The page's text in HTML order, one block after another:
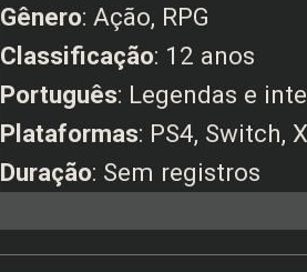
Gênero: Ação, RPG
Classificação: 12 anos
Português: Legendas e
Plataformas: PS4, Switch,
Duração: Sem registros